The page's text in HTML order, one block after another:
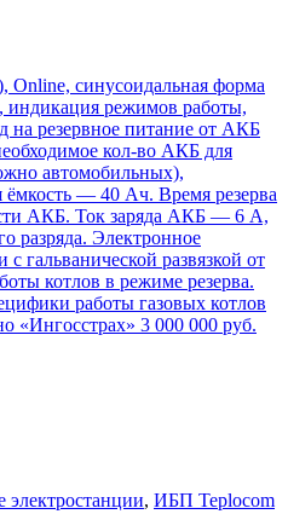
синусоидальная форма
индикация режимов работы,
на резервное питание от АКБ
кол-во АКБ для
автомобильных),
ёмкость — 40 Ач. Время резерва
АКБ. Ток заряда АКБ — 6 А,
разряда. Электронное
гальванической развязкой от
котлов в режиме резерва.
работы газовых котлов
«Ингосстрах» 3 000 000 руб.
, ИБП Teplocom